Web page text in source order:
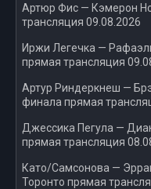
Артюр Фис — Кэмерон
трансляция 09.08.2026
Иржи Легечка —
прямая трансляция
Артур Риндеркнеш —
финала прямая
Джессика Пегула —
прямая трансляция
Като/Самсонова —
Торонто прямая